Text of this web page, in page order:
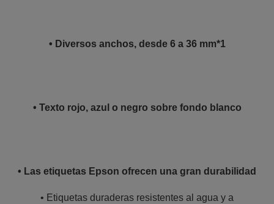
• Diversos anchos, desde 6 a 36 mm*1
• Texto rojo, azul o negro sobre fondo blanco
• Las etiquetas Epson ofrecen una gran durabilidad
• Etiquetas duraderas resistentes al agua y a